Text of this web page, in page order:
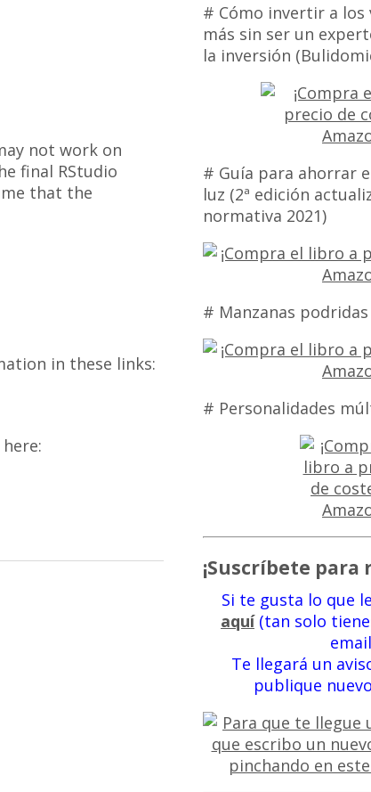
not work on
final RStudio
that the
in these links:
# Cómo invertir a
más sin ser un
la inversión
# Guía para ahorrar
luz (2ª edición
normativa 2021)
# Manzanas
# Personalidades
¡Suscríbete
Si te gusta lo que
aquí(tan solo
Te llegará un
publique